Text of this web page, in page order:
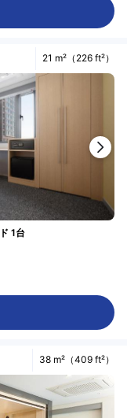
21 m²（226 ft²）
1台
38 m²（409 ft²）